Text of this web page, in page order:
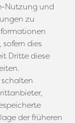
Nutzung und
zu
dies
Dritte diese
der früheren